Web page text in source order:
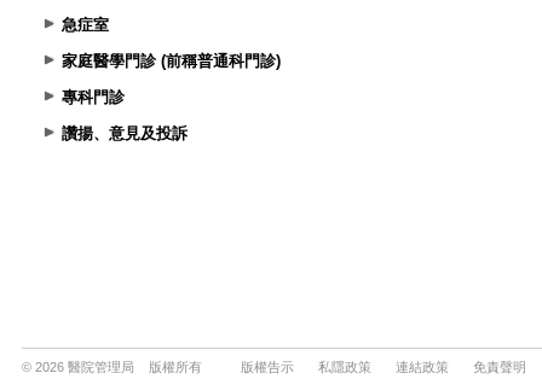
急症室
家庭醫學門診 (前稱普通科門診)
專科門診
讚揚、意見及投訴
© 2026 醫院管理局 版權所有 版權告示 私隱政策 連結政策
免責聲明